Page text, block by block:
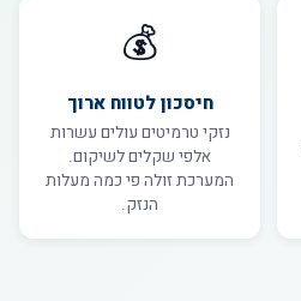
💰
חיסכון לטווח ארוך
נזקי טרמיטים עולים עשרות
אלפי שקלים לשיקום.
המערכת זולה פי כמה מעלות
הנזק.